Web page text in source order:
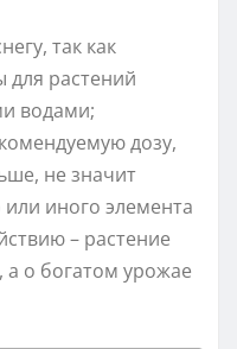
так как
растений
водами;
дозу,
не значит
иного элемента
– растение
а о богатом урожае